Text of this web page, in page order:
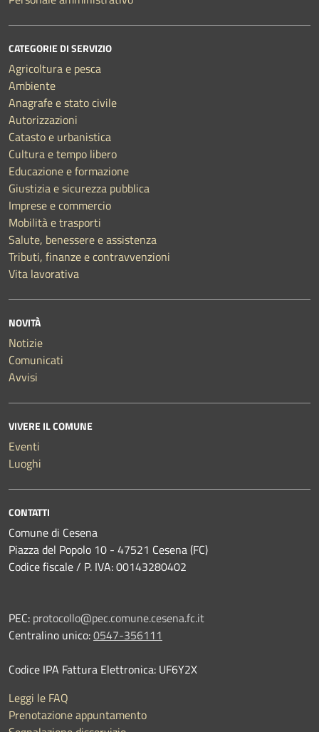
CATEGORIE DI SERVIZIO
Agricoltura e pesca
Ambiente
Anagrafe e stato civile
Autorizzazioni
Catasto e urbanistica
Cultura e tempo libero
Educazione e formazione
Giustizia e sicurezza pubblica
Imprese e commercio
Mobilità e trasporti
Salute, benessere e assistenza
Tributi, finanze e contravvenzioni
Vita lavorativa
NOVITÀ
Notizie
Comunicati
Avvisi
VIVERE IL COMUNE
Eventi
Luoghi
CONTATTI
Comune di Cesena
Piazza del Popolo 10 - 47521 Cesena (FC)
Codice fiscale / P. IVA: 00143280402
PEC: protocollo@pec.comune.cesena.fc.it
Centralino unico:0547-356111
Codice IPA Fattura Elettronica: UF6Y2X
Leggi le FAQ
Prenotazione appuntamento